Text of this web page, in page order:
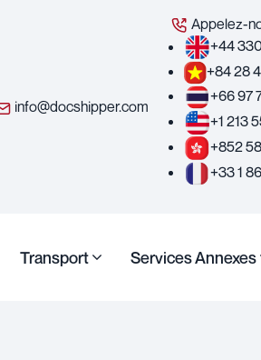
info@docshipper.com
Appelez-
+44
+84 28
+66 97
+1 213
+852
+33 1
Transport Services Annexes